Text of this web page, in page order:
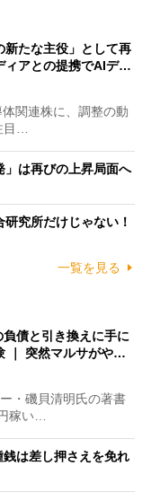
たな主役」として再
アとの提携でAIデ…
関連株に、調整の動
目…
」は再びの上昇局面へ
研究所だけじゃない！
一覧を見る
負債と引き換えに手に
｜ 突然マルサがや…
・磯貝清明氏の著書
稼い…
は差し押さえを免れ